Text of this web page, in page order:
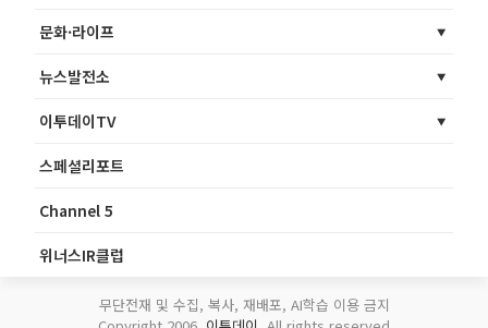
문화·라이프
뉴스발전소
이투데이TV
스페셜리포트
Channel 5
위너스IR클럽
무단전재 및 수집, 복사, 재배포, AI학습 이용 금지